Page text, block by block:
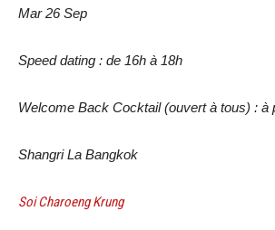
Mar 26 Sep
Speed dating : de 16h à 18h
Welcome Back Cocktail (ouvert à tous) : à
Shangri La Bangkok
Soi Charoeng Krung